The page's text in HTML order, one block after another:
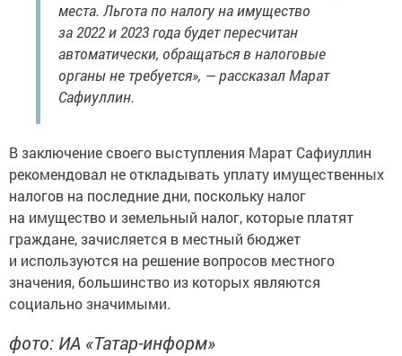
места. Льгота по налогу на имущество
за 2022 и 2023 года будет пересчитан
автоматически, обращаться в налоговые
органы не требуется», — рассказал Марат
Сафиуллин.
В заключение своего выступления Марат Сафиуллин
рекомендовал не откладывать уплату имущественных
налогов на последние дни, поскольку налог
на имущество и земельный налог, которые платят
граждане, зачисляется в местный бюджет
и используются на решение вопросов местного
значения, большинство из которых являются
социально значимыми.
фото: ИА «Татар-информ»